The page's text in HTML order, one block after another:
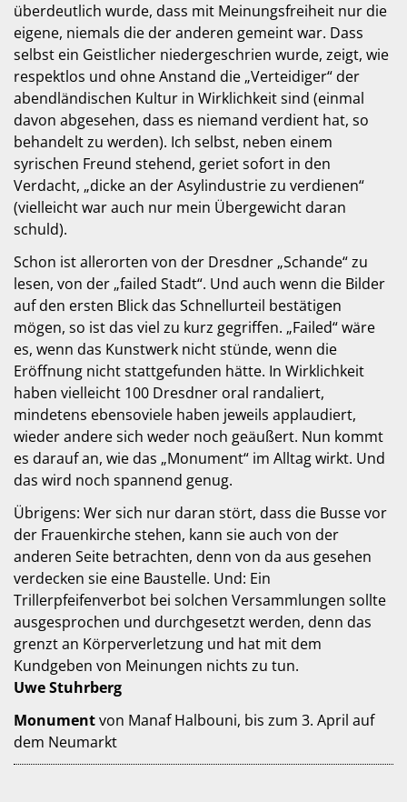
überdeutlich wurde, dass mit Meinungsfreiheit nur die
eigene, niemals die der anderen gemeint war. Dass
selbst ein Geistlicher niedergeschrien wurde, zeigt, wie
respektlos und ohne Anstand die „Verteidiger“ der
abendländischen Kultur in Wirklichkeit sind (einmal
davon abgesehen, dass es niemand verdient hat, so
behandelt zu werden). Ich selbst, neben einem
syrischen Freund stehend, geriet sofort in den
Verdacht, „dicke an der Asylindustrie zu verdienen“
(vielleicht war auch nur mein Übergewicht daran
schuld).
Schon ist allerorten von der Dresdner „Schande“ zu
lesen, von der „failed Stadt“. Und auch wenn die Bilder
auf den ersten Blick das Schnellurteil bestätigen
mögen, so ist das viel zu kurz gegriffen. „Failed“ wäre
es, wenn das Kunstwerk nicht stünde, wenn die
Eröffnung nicht stattgefunden hätte. In Wirklichkeit
haben vielleicht 100 Dresdner oral randaliert,
mindetens ebensoviele haben jeweils applaudiert,
wieder andere sich weder noch geäußert. Nun kommt
es darauf an, wie das „Monument“ im Alltag wirkt. Und
das wird noch spannend genug.
Übrigens: Wer sich nur daran stört, dass die Busse vor
der Frauenkirche stehen, kann sie auch von der
anderen Seite betrachten, denn von da aus gesehen
verdecken sie eine Baustelle. Und: Ein
Trillerpfeifenverbot bei solchen Versammlungen sollte
ausgesprochen und durchgesetzt werden, denn das
grenzt an Körperverletzung und hat mit dem
Kundgeben von Meinungen nichts zu tun.
Uwe Stuhrberg
Monumentvon Manaf Halbouni, bis zum 3. April auf
dem Neumarkt